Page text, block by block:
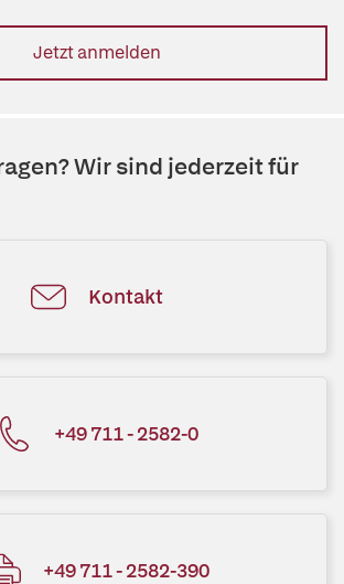
Jetzt anmelden
Wir sind jederzeit für
Kontakt
+49 711 - 2582-0
+49 711 - 2582-390